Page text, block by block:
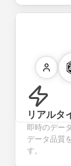
リアルタ
即時のデー
データ品質
す。